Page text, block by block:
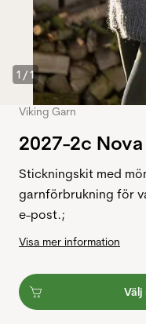
1 /1
Viking Garn
2027-2c
Stickningskit med
garnförbrukning för
e-post.;
Visa mer information